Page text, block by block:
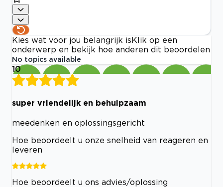
Kies wat voor jou belangrijk is Klik op een
onderwerp en bekijk hoe anderen dit beoordelen
No topics available
10
super vriendelijk en behulpzaam
meedenken en oplossingsgericht
Hoe beoordeelt u onze snelheid van reageren en
leveren
Hoe beoordeelt u ons advies/oplossing